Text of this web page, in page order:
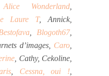
Alice Wonderland
Laure T, Annick,
Blogoth67,
d’images, Caro
, Cathy, Cekoline,
Cessna, oui !